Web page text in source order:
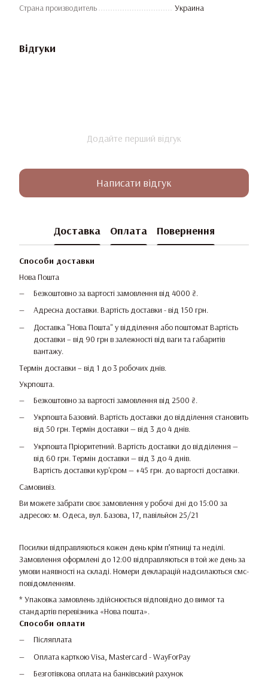
Страна производитель Украина
Відгуки
Додайте перший відгук
Написати відгук
Доставка Оплата Повернення
Способи доставки
Нова Пошта
Безкоштовно за вартості замовлення від 4000 ₴.
Адресна доставки. Вартість доставки - від 150 грн.
Доставка "Нова Пошта" у відділення або поштомат Вартість
доставки – від 90 грн в залежності від ваги та габаритів
вантажу.
Термін доставки – від 1 до 3 робочих днів.
Укрпошта.
Безкоштовно за вартості замовлення від 2500 ₴.
Укрпошта Базовий. Вартість доставки до відділення становить
від 50 грн. Термін доставки — від 3 до 4 днів.
Укрпошта Пріоритетний. Вартість доставки до відділення —
від 60 грн. Термін доставки — від 3 до 4 днів.
Вартість доставки кур'єром — +45 грн. до вартості доставки.
Самовивіз.
Ви можете забрати своє замовлення у робочі дні до 15:00 за
адресою: м. Одеса, вул. Базова, 17, павільйон 25/21
Посилки відправляються кожен день крім п’ятниці та неділі.
Замовлення оформлені до 12:00 відправляються в той же день за
умови наявності на складі. Номери декларацій надсилаються смс-
повідомленням.
* Упаковка замовлень здійснюється відповідно до вимог та
стандартів перевізника «Нова пошта».
Способи оплати
Післяплата
Оплата карткою Visa, Mastercard - WayForPay
Безготівкова оплата на банківський рахунок